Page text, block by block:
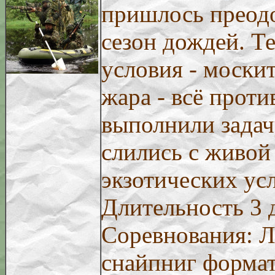
пришлось
сезон дождей.
условия -
жара - всё
выполнили
слились с
экзотических
Длительность 3
Соревнования:
снайпниг